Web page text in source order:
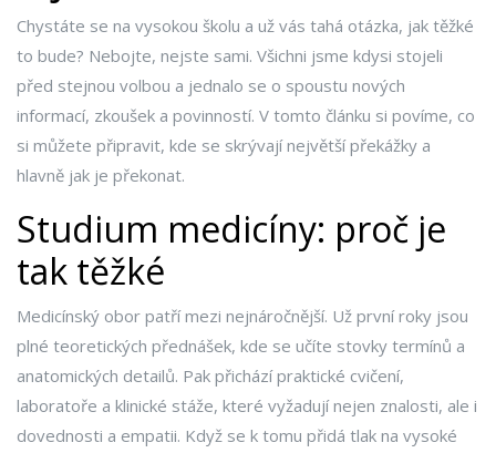
Chystáte se na vysokou školu a už vás tahá otázka, jak těžké
to bude? Nebojte, nejste sami. Všichni jsme kdysi stojeli
před stejnou volbou a jednalo se o spoustu nových
informací, zkoušek a povinností. V tomto článku si povíme, co
si můžete připravit, kde se skrývají největší překážky a
hlavně jak je překonat.
Studium medicíny: proč je
tak těžké
Medicínský obor patří mezi nejnáročnější. Už první roky jsou
plné teoretických přednášek, kde se učíte stovky termínů a
anatomických detailů. Pak přichází praktické cvičení,
laboratoře a klinické stáže, které vyžadují nejen znalosti, ale i
dovednosti a empatii. Když se k tomu přidá tlak na vysoké